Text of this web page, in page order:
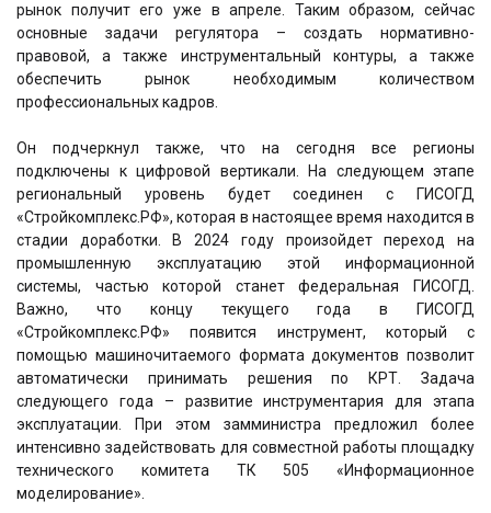
рынок получит его уже в апреле. Таким образом, сейчас
основные задачи регулятора – создать нормативно-
правовой, а также инструментальный контуры, а также
обеспечить рынок необходимым количеством
профессиональных кадров.
Он подчеркнул также, что на сегодня все регионы
подключены к цифровой вертикали. На следующем этапе
региональный уровень будет соединен с ГИСОГД
«Стройкомплекс.РФ», которая в настоящее время находится в
стадии доработки. В 2024 году произойдет переход на
промышленную эксплуатацию этой информационной
системы, частью которой станет федеральная ГИСОГД.
Важно, что концу текущего года в ГИСОГД
«Стройкомплекс.РФ» появится инструмент, который с
помощью машиночитаемого формата документов позволит
автоматически принимать решения по КРТ. Задача
следующего года – развитие инструментария для этапа
эксплуатации. При этом замминистра предложил более
интенсивно задействовать для совместной работы площадку
технического комитета ТК 505 «Информационное
моделирование».